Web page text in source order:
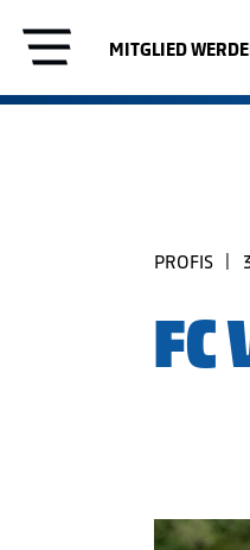
MITGLIED
PROFIS
FC